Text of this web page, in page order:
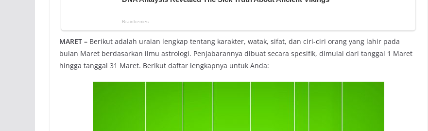
MARET – Berikut adalah uraian lengkap tentang karakter, watak, sifat, dan ciri-ciri orang yang lahir pada
bulan Maret berdasarkan ilmu astrologi. Penjabarannya dibuat secara spesifik, dimulai dari tanggal 1 Maret
hingga tanggal 31 Maret. Berikut daftar lengkapnya untuk Anda: